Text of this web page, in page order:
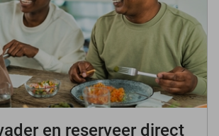
en reserveer direct